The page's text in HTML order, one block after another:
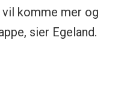
komme mer og
sier Egeland.